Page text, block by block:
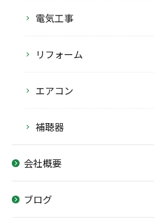
電気工事
リフォーム
エアコン
補聴器
会社概要
ブログ